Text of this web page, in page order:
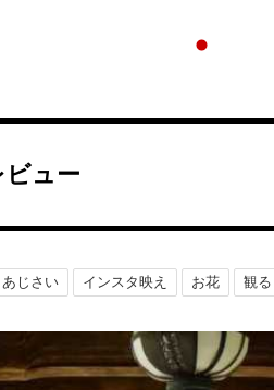
ビュー
あじさい インスタ映え お花 観る